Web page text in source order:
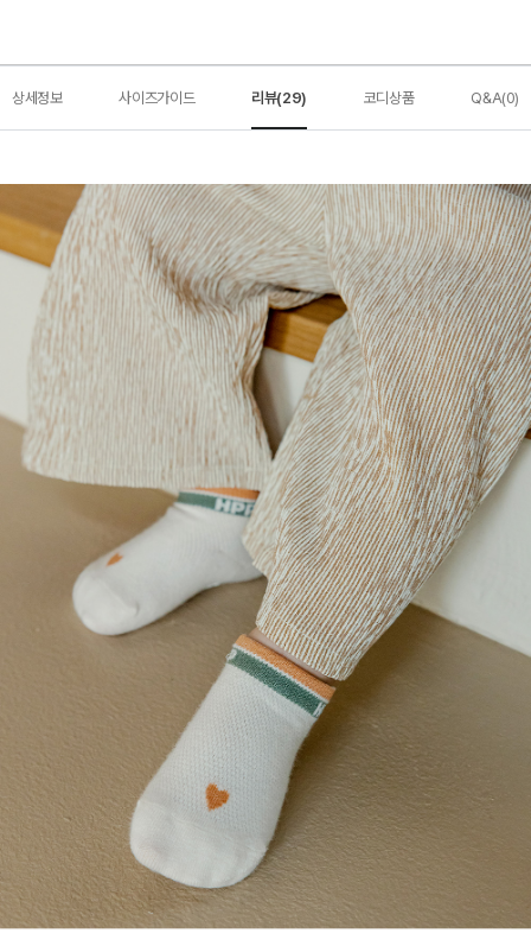
상세정보 사이즈가이드 리뷰(29) 코디상품 Q&A(0)